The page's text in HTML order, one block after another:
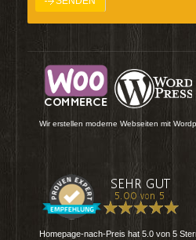
Wir erstellen moderne Webseiten mit
Homepage-nach-Preis hat 5.0 von 5